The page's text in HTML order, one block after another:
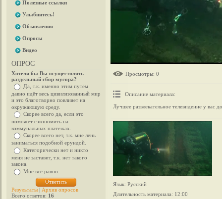
Полезные ссылки
Улыбнитесь!
Объявления
Опросы
Видео
ОПРОС
Хотели бы Вы осуществлять
раздельный сбор мусора?
Да, т.к. именно этим путём
давно идёт весь цивилизованный мир
и это благотворно повлияет на
окружающую среду.
Скорее всего да, если это
поможет сэкономить на
коммунальных платежах.
Скорее всего нет, т.к. мне лень
заниматься подобной ерундой.
Категорически нет и никто
меня не заставит, т.к. нет такого
закона.
Мне всё равно.
Результаты | Архив опросов
Всего ответов: 16
Просмотры: 0
Описание материала:
Лучшее развлекательное телевидение у вас
Язык: Русский
Длительность материала: 12:00